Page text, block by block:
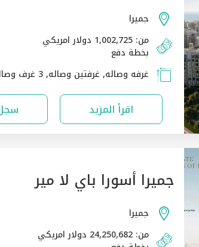
جميرا
من: 1,002,725 دولار امريكي
بخطة دفع
غرفه وصاله, غرفتين وصاله, 3 غرف وصاله, 4 غرف وصاله
اقرأ المزيد
جميرا أسورا باي لا مير
جميرا
من: 24,250,682 دولار امريكي